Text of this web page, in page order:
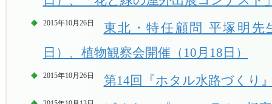
2015年10月26日
東北・特任顧問 平塚明
日）、植物観察会開催（10月18日）
2015年10月26日 第14回『ホタル水路づくり